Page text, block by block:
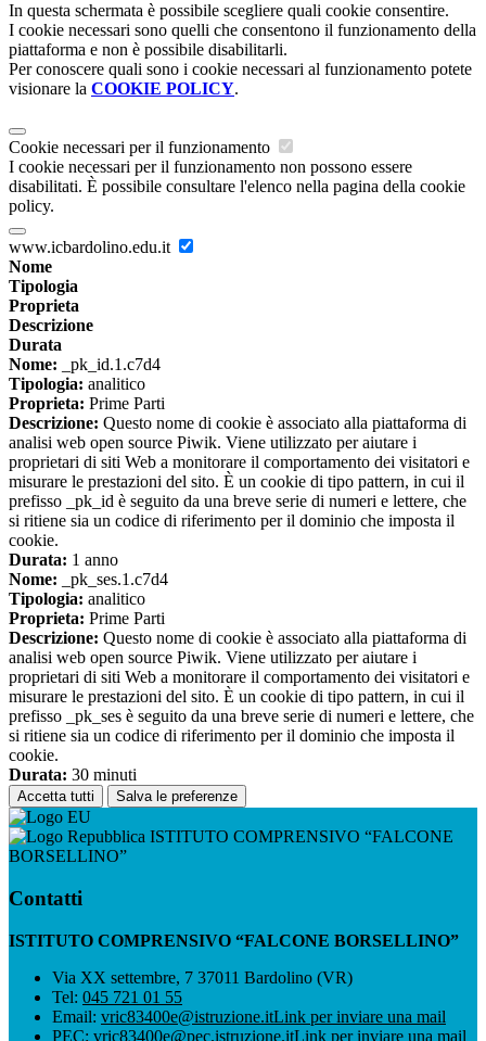
In questa schermata è possibile scegliere quali cookie consentire.
I cookie necessari sono quelli che consentono il funzionamento della
piattaforma e non è possibile disabilitarli.
Per conoscere quali sono i cookie necessari al funzionamento potete
visionare la COOKIE POLICY.
Cookie necessari per il funzionamento
I cookie necessari per il funzionamento non possono essere
disabilitati. È possibile consultare l'elenco nella pagina della cookie
policy.
www.icbardolino.edu.it
Nome
Tipologia
Proprieta
Descrizione
Durata
Nome: _pk_id.1.c7d4
Tipologia: analitico
Proprieta: Prime Parti
Descrizione: Questo nome di cookie è associato alla piattaforma di
analisi web open source Piwik. Viene utilizzato per aiutare i
proprietari di siti Web a monitorare il comportamento dei visitatori e
misurare le prestazioni del sito. È un cookie di tipo pattern, in cui il
prefisso _pk_id è seguito da una breve serie di numeri e lettere, che
si ritiene sia un codice di riferimento per il dominio che imposta il
cookie.
Durata: 1 anno
Nome: _pk_ses.1.c7d4
Tipologia: analitico
Proprieta: Prime Parti
Descrizione: Questo nome di cookie è associato alla piattaforma di
analisi web open source Piwik. Viene utilizzato per aiutare i
proprietari di siti Web a monitorare il comportamento dei visitatori e
misurare le prestazioni del sito. È un cookie di tipo pattern, in cui il
prefisso _pk_ses è seguito da una breve serie di numeri e lettere, che
si ritiene sia un codice di riferimento per il dominio che imposta il
cookie.
Durata: 30 minuti
Accetta tutti Salva le preferenze
ISTITUTO COMPRENSIVO “FALCONE
BORSELLINO”
Contatti
ISTITUTO COMPRENSIVO “FALCONE BORSELLINO”
Via XX settembre, 7 37011 Bardolino (VR)
Tel: 045 721 01 55
Email: vric83400e@istruzione.itLink per inviare una mail
PEC: vric83400e@pec.istruzione.itLink per inviare una mail